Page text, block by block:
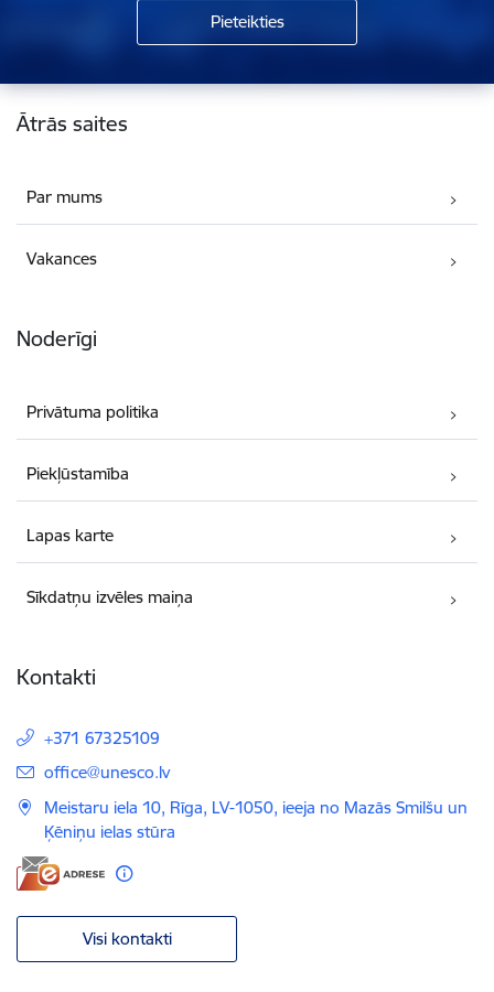
Kājene
Ātrās saites
Par mums
Vakances
Noderīgi
Privātuma politika
Piekļūstamība
Lapas karte
Sīkdatņu izvēles maiņa
Kontakti
+371 67325109
E-pasts:
office@unesco.lv
Meistaru iela 10, Rīga, LV-1050, ieeja no Mazās Smilšu un
Ķēniņu ielas stūra
Visi kontakti